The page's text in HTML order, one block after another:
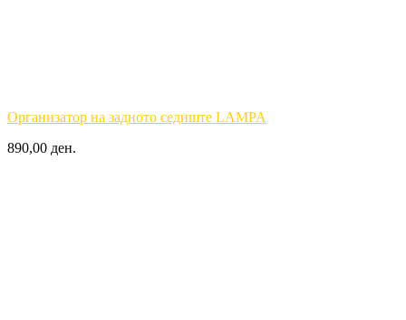
Организатор на задното седиште LAMPA
890,00 ден.